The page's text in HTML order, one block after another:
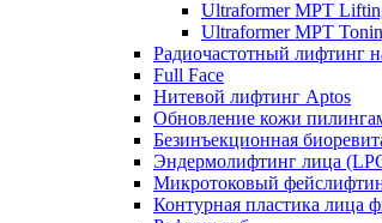
Ultraformer MPT
Ultraformer MPT
Радиочастотный лифтинг
Full Face
Нитевой лифтинг Aptos
Обновление кожи
Безинъекционная
Эндермолифтинг лица
Микротоковый
Контурная пластика лица